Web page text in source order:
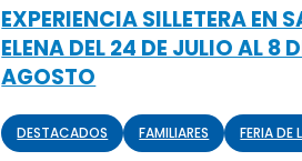
EXPERIENCIA SILLETERA EN
ELENA DEL 24 DE JULIO AL 8
AGOSTO
DESTACADOS FAMILIARES FERIA DE